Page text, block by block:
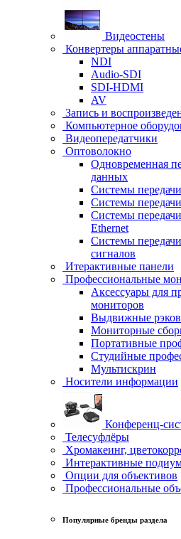
Видеостены
Конвертеры
NDI
Audio-SDI
SDI-HDMI
AV
Запись и
Компьютерное
Видеопередатчики
Оптоволокно
Одновременная
данных
Системы
Системы
Системы
Ethernet
Системы
сигналов
Итерактивные панели
Профессиональные
Аксессуары для
мониторов
Выдвижные
Мониторные
Портативные
Студийные
Мультискрин
Носители информации
Конференц-
Телесуфлёры
Хромакеинг,
Интерактивные
Опции для объективов
Профессиональные
Популярные бренды раздела